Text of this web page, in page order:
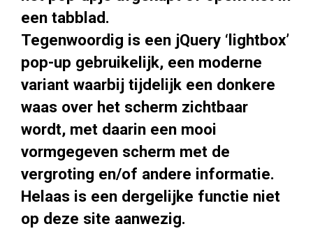
een tabblad.
Tegenwoordig is een jQuery ‘lightbox’
pop-up gebruikelijk, een moderne
variant waarbij tijdelijk een donkere
waas over het scherm zichtbaar
wordt, met daarin een mooi
vormgegeven scherm met de
vergroting en/of andere informatie.
Helaas is een dergelijke functie niet
op deze site aanwezig.